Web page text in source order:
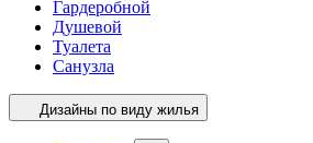
Гардеробной
Душевой
Туалета
Санузла
Дизайны по виду жилья